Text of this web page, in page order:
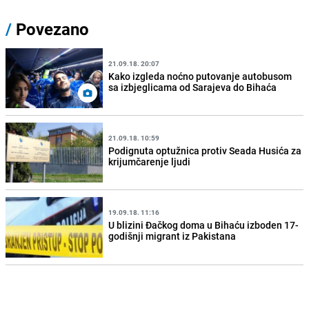
/ Povezano
21.09.18. 20:07
Kako izgleda noćno putovanje autobusom
sa izbjeglicama od Sarajeva do Bihaća
21.09.18. 10:59
Podignuta optužnica protiv Seada Husića za
krijumčarenje ljudi
19.09.18. 11:16
U blizini Đačkog doma u Bihaću izboden 17-
godišnji migrant iz Pakistana